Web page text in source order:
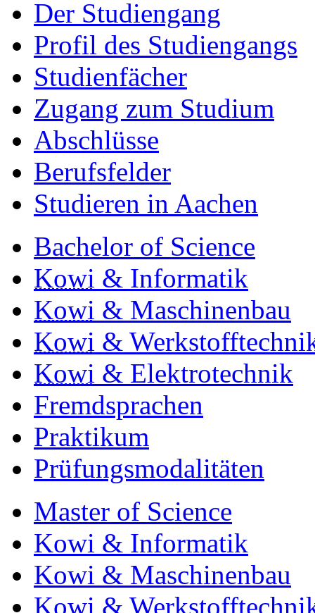
Der Studiengang
Profil des Studiengangs
Studienfächer
Zugang zum Studium
Abschlüsse
Berufsfelder
Studieren in Aachen
Bachelor of Science
Kowi & Informatik
Kowi & Maschinenbau
Kowi &
Kowi & Elektrotechnik
Fremdsprachen
Praktikum
Prüfungsmodalitäten
Master of Science
Kowi & Informatik
Kowi & Maschinenbau
Kowi &